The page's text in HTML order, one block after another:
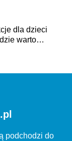
dla dzieci
warto
podchodzi do